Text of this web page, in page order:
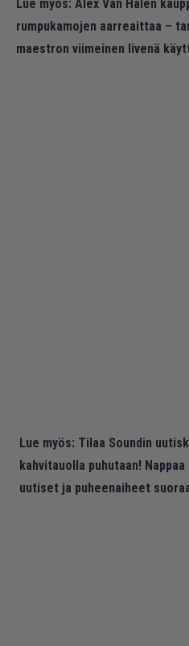
Lue myös: Alex Van Halen
rumpukamojen aarreaittaa –
maestron viimeinen livenä
Lue myös: Tilaa Soundin
kahvitauolla puhutaan!
uutiset ja puheenaiheet